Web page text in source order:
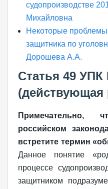
судопроизводстве
Михайловна
Некоторые проблемы
защитника по
Дорошева А.А.
Статья 49
(действующая
Примечательно,
российском
встретите термин
Данное понятие
процессе
защитником